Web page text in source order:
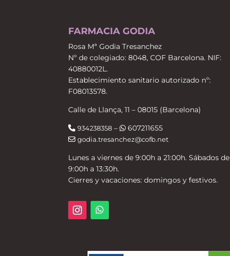
FARMACIA GODIA
Rosa Mª Godia Tresanchez
Nº de colegiado: 8048, COF Barcelona. NIF:
40880012L.
Establecimiento sanitario autorizado nº:
F08013578.
Calle de Llança, 11 – 08015 (Barcelona)
934238358 – 607211655
godia.tresanchez@cofb.net
Lunes a viernes de 9:00h a 21:00h. Sábados de
9:00h a 13:30h.
Cierres y vacaciones: domingos y festivos.